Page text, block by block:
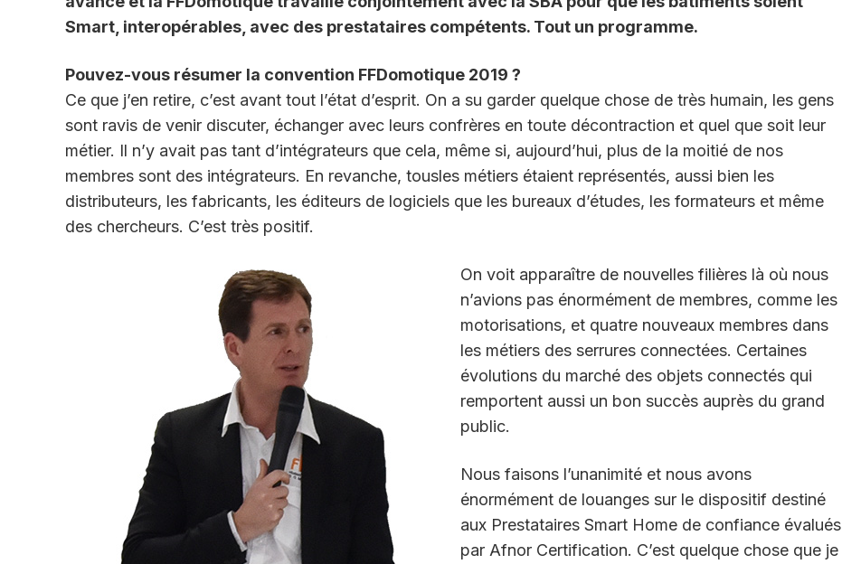
Smart, interopérables, avec des prestataires compétents. Tout un programme.
Pouvez-vous résumer la convention FFDomotique 2019 ?
Ce que j’en retire, c’est avant tout l’état d’esprit. On a su garder quelque chose de très humain, les gens
sont ravis de venir discuter, échanger avec leurs confrères en toute décontraction et quel que soit leur
métier. Il n’y avait pas tant d’intégrateurs que cela, même si, aujourd’hui, plus de la moitié de nos
membres sont des intégrateurs. En revanche, tousles métiers étaient représentés, aussi bien les
distributeurs, les fabricants, les éditeurs de logiciels que les bureaux d’études, les formateurs et même
des chercheurs. C’est très positif.
On voit apparaître de nouvelles filières là où nous
n’avions pas énormément de membres, comme les
motorisations, et quatre nouveaux membres dans
les métiers des serrures connectées. Certaines
évolutions du marché des objets connectés qui
remportent aussi un bon succès auprès du grand
public.
Nous faisons l’unanimité et nous avons
énormément de louanges sur le dispositif destiné
aux Prestataires Smart Home de confiance évalués
par Afnor Certification. C’est quelque chose que je